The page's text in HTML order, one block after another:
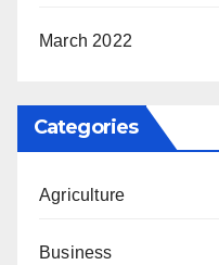
March 2022
Categories
Agriculture
Business